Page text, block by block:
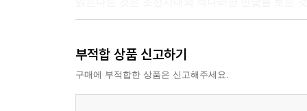
- 인조 맏아들 소현세자, 의문의 죽음 속 진실은?
【 제17대 효종 】
와신상담 호랑이. 북벌로 아버지의 치욕을 씻으려
조가 세운 원각사(현 탑골공원)에 수용되지요.
문에 국고는 텅텅 비게 되고, 나라가 망할 지경까
---「제10대 연산군」중에서
설민석표 강연으로 풀어낸 지식 콘서트
부적합 상품 신고하기
구매에 부적합한 상품은 신고해주세요.